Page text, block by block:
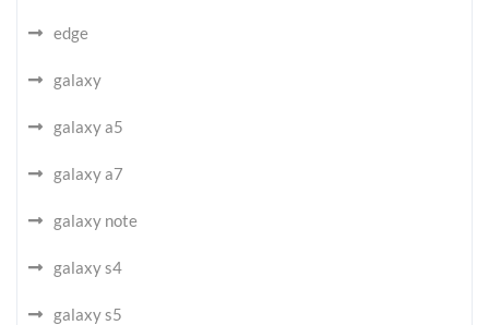
edge
galaxy
galaxy a5
galaxy a7
galaxy note
galaxy s4
galaxy s5